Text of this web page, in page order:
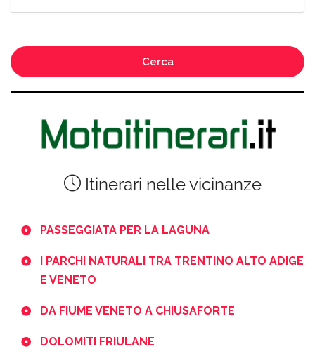
Cerca
Itinerari nelle vicinanze
PASSEGGIATA PER LA LAGUNA
I PARCHI NATURALI TRA TRENTINO ALTO ADIGE
E VENETO
DA FIUME VENETO A CHIUSAFORTE
DOLOMITI FRIULANE